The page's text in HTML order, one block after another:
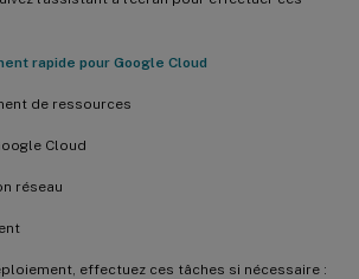
rapide pour Google Cloud
de ressources
Cloud
réseau
effectuez ces tâches si nécessaire :